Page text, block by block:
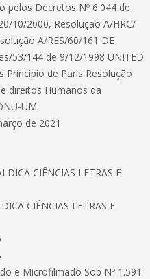
pelos Decretos Nº 6.044 de
10/2000, Resolução A/HRC/
A/RES/60/161 DE
53/144 de 9/12/1998 UNITED
Princípio de Paris Resolução
direitos Humanos da
UM.
de 2021.
CIÊNCIAS LETRAS E
CIÊNCIAS LETRAS E
e Microfilmado Sob Nº 1.591